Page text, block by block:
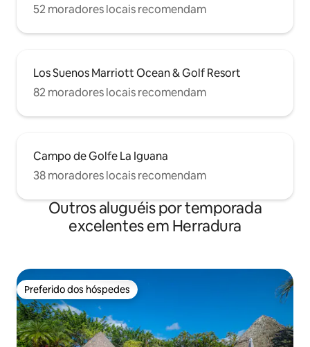
52 moradores locais recomendam
Los Suenos Marriott Ocean & Golf Resort
82 moradores locais recomendam
Campo de Golfe La Iguana
38 moradores locais recomendam
Outros aluguéis por temporada
excelentes em Herradura
Preferido dos hóspedes
Preferido dos hóspedes